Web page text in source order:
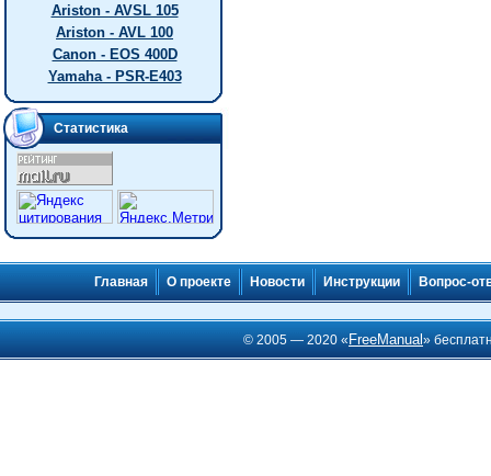
Ariston - AVSL 105
Ariston - AVL 100
Canon - EOS 400D
Yamaha - PSR-E403
Статистика
Главная О проекте Новости Инструкции Вопрос-
© 2005 — 2020 « FreeManual»